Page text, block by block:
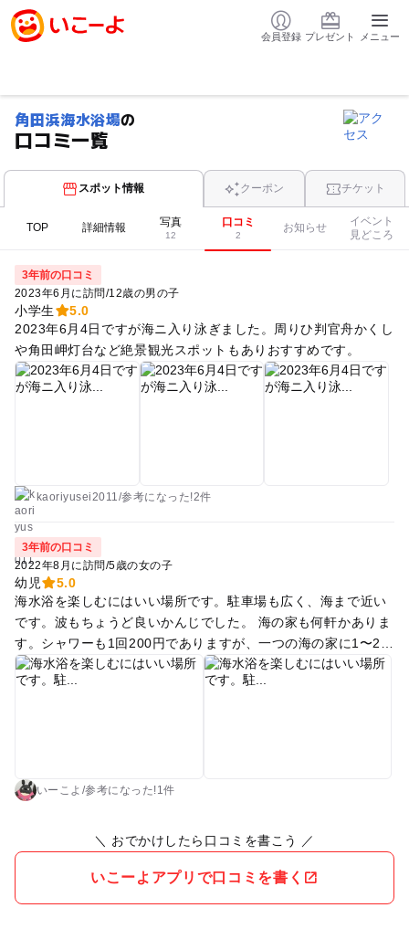
会員登録 プレゼント メニュー
角田浜海水浴場の
口コミ一覧
スポット情報 クーポン チケット
TOP 詳細情報 写真
12
口コミ
2
お知らせ
イベント
見どころ
3年前の口コミ
2023年6月に訪問/12歳の男の子
小学生
5.0
2023年6月4日ですが海ニ入り泳ぎました。周りひ判官舟かくし
や角田岬灯台など絶景観光スポットもありおすすめです。
kaoriyusei2011 /参考に なった!2件
3年前の口コミ
2022年8月に訪問/5歳の女の子
幼児
5.0
海水浴を楽しむにはいい場所です。駐車場も広く、海まで近い
です。波もちょうど良いかんじでした。 海の家も何軒かありま
す。シャワーも1回200円でありますが、一つの海の家に1〜2箇
所とそこまで大きくないです。お店が少ないので、しっかり楽
しみたい方は事前に日除けや食べ物、お着替え対策など準備し
いーこよ /参考に なった!1件
＼ おでかけしたら口コミを書こう ／
いこーよアプリで口コミを書く